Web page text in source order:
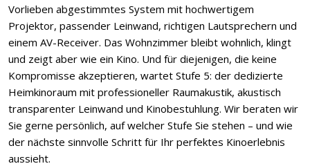
Vorlieben abgestimmtes System mit hochwertigem
Projektor, passender Leinwand, richtigen Lautsprechern und
einem AV-Receiver. Das Wohnzimmer bleibt wohnlich, klingt
und zeigt aber wie ein Kino. Und für diejenigen, die keine
Kompromisse akzeptieren, wartet Stufe 5: der dedizierte
Heimkinoraum mit professioneller Raumakustik, akustisch
transparenter Leinwand und Kinobestuhlung. Wir beraten wir
Sie gerne persönlich, auf welcher Stufe Sie stehen – und wie
der nächste sinnvolle Schritt für Ihr perfektes Kinoerlebnis
aussieht.